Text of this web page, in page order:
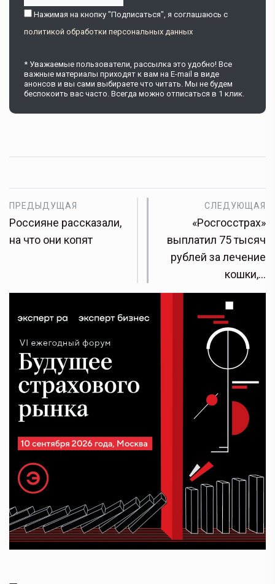
Нажимая на кнопку "Подписаться", я соглашаюсь c
политикой обработки персональных данных
* Уважаемые пользователи, рассылка это удобно! Все
важные материалы приходят к вам на E-mail в виде
анонсов и вы сами выбираете что читать. Мы не будем
беспокоить вас часто. Всегда можно отписаться в 1 клик.
ПРЕДЫДУЩАЯ
Россияне рассказали,
на что они копят
СЛЕДУЮЩАЯ
«Росгосстрах»
выплатил 75 тысяч
рублей за лечение
кошки,…